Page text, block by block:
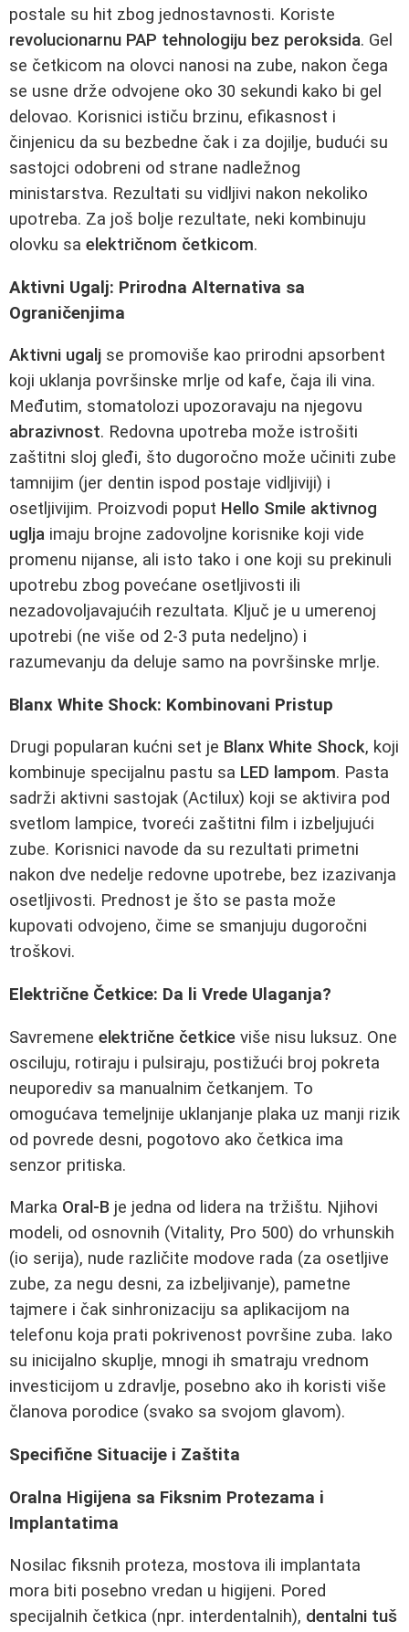
postale su hit zbog jednostavnosti. Koriste
revolucionarnu PAP tehnologiju bez peroksida. Gel
se četkicom na olovci nanosi na zube, nakon čega
se usne drže odvojene oko 30 sekundi kako bi gel
delovao. Korisnici ističu brzinu, efikasnost i
činjenicu da su bezbedne čak i za dojilje, budući su
sastojci odobreni od strane nadležnog
ministarstva. Rezultati su vidljivi nakon nekoliko
upotreba. Za još bolje rezultate, neki kombinuju
olovku sa električnom četkicom.
Aktivni Ugalj: Prirodna Alternativa sa
Ograničenjima
Aktivni ugalj se promoviše kao prirodni apsorbent
koji uklanja površinske mrlje od kafe, čaja ili vina.
Međutim, stomatolozi upozoravaju na njegovu
abrazivnost. Redovna upotreba može istrošiti
zaštitni sloj gleđi, što dugoročno može učiniti zube
tamnijim (jer dentin ispod postaje vidljiviji) i
osetljivijim. Proizvodi poput Hello Smile aktivnog
uglja imaju brojne zadovoljne korisnike koji vide
promenu nijanse, ali isto tako i one koji su prekinuli
upotrebu zbog povećane osetljivosti ili
nezadovoljavajućih rezultata. Ključ je u umerenoj
upotrebi (ne više od 2-3 puta nedeljno) i
razumevanju da deluje samo na površinske mrlje.
Blanx White Shock: Kombinovani Pristup
Drugi popularan kućni set je Blanx White Shock, koji
kombinuje specijalnu pastu sa LED lampom. Pasta
sadrži aktivni sastojak (Actilux) koji se aktivira pod
svetlom lampice, tvoreći zaštitni film i izbeljujući
zube. Korisnici navode da su rezultati primetni
nakon dve nedelje redovne upotrebe, bez izazivanja
osetljivosti. Prednost je što se pasta može
kupovati odvojeno, čime se smanjuju dugoročni
troškovi.
Električne Četkice: Da li Vrede Ulaganja?
Savremene električne četkice više nisu luksuz. One
osciluju, rotiraju i pulsiraju, postižući broj pokreta
neuporediv sa manualnim četkanjem. To
omogućava temeljnije uklanjanje plaka uz manji rizik
od povrede desni, pogotovo ako četkica ima
senzor pritiska.
Marka Oral-B je jedna od lidera na tržištu. Njihovi
modeli, od osnovnih (Vitality, Pro 500) do vrhunskih
(io serija), nude različite modove rada (za osetljive
zube, za negu desni, za izbeljivanje), pametne
tajmere i čak sinhronizaciju sa aplikacijom na
telefonu koja prati pokrivenost površine zuba. Iako
su inicijalno skuplje, mnogi ih smatraju vrednom
investicijom u zdravlje, posebno ako ih koristi više
članova porodice (svako sa svojom glavom).
Specifične Situacije i Zaštita
Oralna Higijena sa Fiksnim Protezama i
Implantatima
Nosilac fiksnih proteza, mostova ili implantata
mora biti posebno vredan u higijeni. Pored
specijalnih četkica (npr. interdentalnih), dentalni tuš